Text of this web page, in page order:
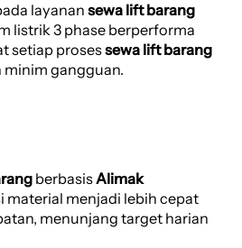
layanan sewa lift barang
listrik 3 phase berperforma
setiap prosessewa lift barang
gangguan.
berbasis Alimak
menjadi lebih cepat
menunjang target harian